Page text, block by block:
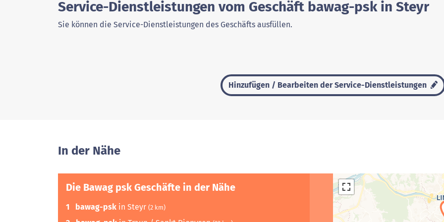
Service-Dienstleistungen vom Geschäft bawag-psk in Steyr
Sie können die Service-Dienstleistungen des Geschäfts ausfüllen.
Hinzufügen / Bearbeiten der Service-Dienstleistungen
In der Nähe
Die Bawag psk Geschäfte in der Nähe
1 bawag-psk in Steyr (2 km)